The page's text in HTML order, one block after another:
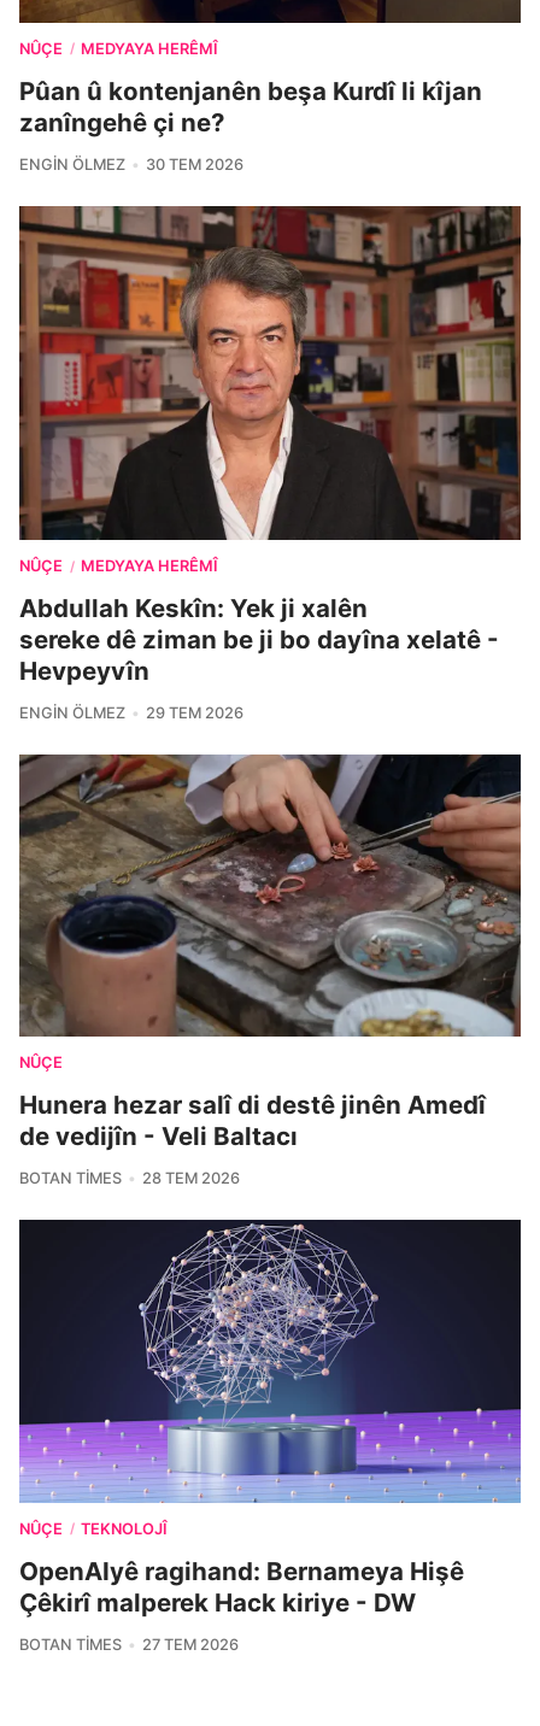
NÛÇE / MEDYAYA HERÊMÎ
Pûan û kontenjanên beşa Kurdî li kîjan
zanîngehê çi ne?
ENGIN ÖLMEZ 30 TEM 2026
NÛÇE / MEDYAYA HERÊMÎ
Abdullah Keskîn: Yek ji xalên
sereke dê ziman be ji bo dayîna xelatê -
Hevpeyvîn
ENGIN ÖLMEZ 29 TEM 2026
NÛÇE
Hunera hezar salî di destê jinên Amedî
de vedijîn - Veli Baltacı
BOTAN TIMES 28 TEM 2026
NÛÇE / TEKNOLOJÎ
OpenAIyê ragihand: Bernameya Hişê
Çêkirî malperek Hack kiriye - DW
BOTAN TIMES 27 TEM 2026